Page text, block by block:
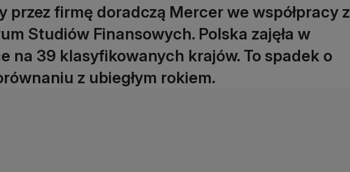
przez firmę doradczą Mercer we współpracy z
Studiów Finansowych. Polska zajęła w
na 39 klasyfikowanych krajów. To spadek o
z ubiegłym rokiem.